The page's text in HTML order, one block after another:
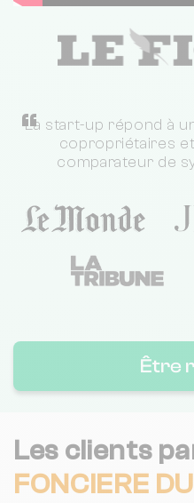
“
La start-up répond à
copropriétaires
comparateur de
Être
Les clients
FONCIERE